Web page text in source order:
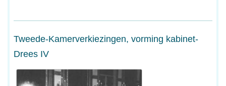
Tweede-Kamerverkiezingen, vorming kabinet-
Drees IV